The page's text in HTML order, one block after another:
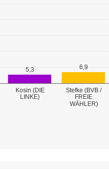
Kosin (DIE
LINKE)
Stefke (BVB /
FREIE
WÄHLER)
5,3
6,9